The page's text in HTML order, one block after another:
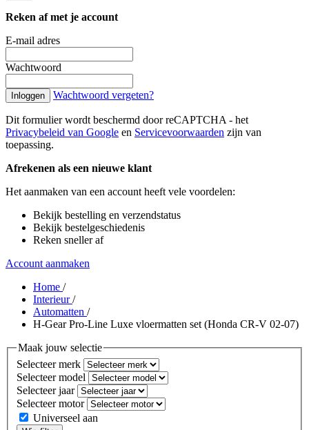
Reken af met je account
E-mail adres
Wachtwoord
Inloggen Wachtwoord vergeten?
Dit formulier wordt beschermd door reCAPTCHA - het
Privacybeleid van Google en Servicevoorwaarden zijn van
toepassing.
Afrekenen als een nieuwe klant
Het aanmaken van een account heeft vele voordelen:
Bekijk bestelling en verzendstatus
Bekijk bestelgeschiedenis
Reken sneller af
Account aanmaken
Home /
Interieur/
Automatten /
H-Gear Pro-Line Luxe vloermatten set (Honda CR-V 02-07)
Maak jouw selectie
Selecteer merk
Selecteer model
Selecteer jaar
Selecteer motor
Universeel aan